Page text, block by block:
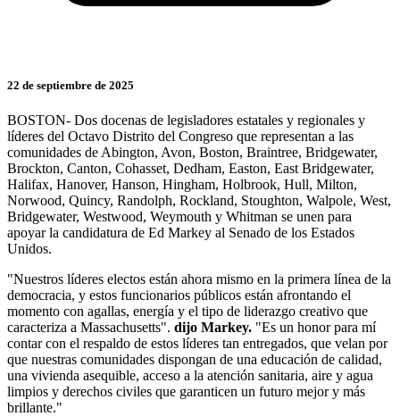
22 de septiembre de 2025
BOSTON- Dos docenas de legisladores estatales y regionales y
líderes del Octavo Distrito del Congreso que representan a las
comunidades de Abington, Avon, Boston, Braintree, Bridgewater,
Brockton, Canton, Cohasset, Dedham, Easton, East Bridgewater,
Halifax, Hanover, Hanson, Hingham, Holbrook, Hull, Milton,
Norwood, Quincy, Randolph, Rockland, Stoughton, Walpole, West,
Bridgewater, Westwood, Weymouth y Whitman se unen para
apoyar la candidatura de Ed Markey al Senado de los Estados
Unidos.
"Nuestros líderes electos están ahora mismo en la primera línea de la
democracia, y estos funcionarios públicos están afrontando el
momento con agallas, energía y el tipo de liderazgo creativo que
caracteriza a Massachusetts". dijo Markey. "Es un honor para mí
contar con el respaldo de estos líderes tan entregados, que velan por
que nuestras comunidades dispongan de una educación de calidad,
una vivienda asequible, acceso a la atención sanitaria, aire y agua
limpios y derechos civiles que garanticen un futuro mejor y más
brillante."